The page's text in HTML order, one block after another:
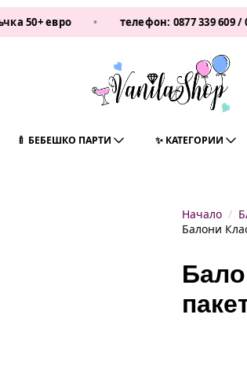
евро • телефон:0877 339 609/0876 93
🍼 БЕБЕШКО ПАРТИ ✨ КАТЕГОРИИ
Начало
Балони